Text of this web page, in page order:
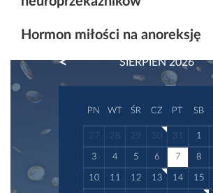
Hormon miłości na anoreksję
SIERPIEŃ 2026
PREVIOUS
PN WT ŚR CZ PT SB
27 28 29 30 31 1
3 4 5 6 7 8
10 11 12 13 14 15